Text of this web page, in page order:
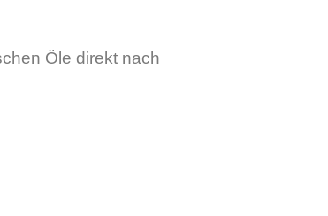
Öle direkt nach